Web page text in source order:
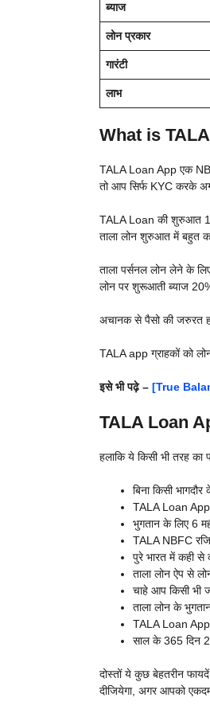
ब्याज
लोन प्रकार
गारंटी
लाभ
What is TALA
TALA Loan App एक
तो आप सिर्फ KYC करके
TALA Loan की शुरुआत
ताला लोन शुरुआत में बहुत
ताला पर्सनल लोन लेने के
लोन पर शुरूआती ब्याज
अचानक से पैसो की जरुरत
TALA app ग्राहकों को
इसे भी पढ़े – [True
TALA Loan
हलाकि ये किसी भी तरह
बिना किसी
TALA Loan
भुगतान के लिए 6
TALA NBFC
पुरे भारत में कही
ताला लोन ऐप से
चाहे आप किसी भी
ताला लोन के
TALA Loan App
साल के 365 दिन
दोस्तों ये कुछ बेहतरीन
दीजियेगा, अगर आपको